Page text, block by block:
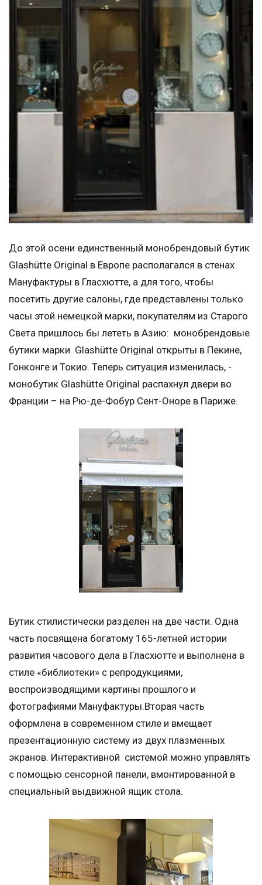
До этой осени единственный монобрендовый бутик
Glashütte Original в Европе располагался в стенах
Мануфактуры в Гласхютте, а для того, чтобы
посетить другие салоны, где представлены только
часы этой немецкой марки, покупателям из Старого
Света пришлось бы лететь в Азию: монобрендовые
бутики марки Glashütte Original открыты в Пекине,
Гонконге и Токио. Теперь ситуация изменилась, -
монобутик Glashütte Original распахнул двери во
Франции – на Рю-де-Фобур Сент-Оноре в Париже.
Бутик стилистически разделен на две части. Одна
часть посвящена богатому 165-летней истории
развития часового дела в Гласхютте и выполнена в
стиле «библиотеки» с репродукциями,
воспроизводящими картины прошлого и
фотографиями Мануфактуры.Вторая часть
оформлена в современном стиле и вмещает
презентационную систему из двух плазменных
экранов. Интерактивной системой можно управлять
с помощью сенсорной панели, вмонтированной в
специальный выдвижной ящик стола.